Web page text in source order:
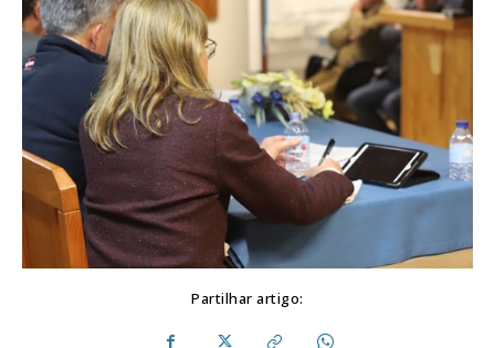
Partilhar artigo: